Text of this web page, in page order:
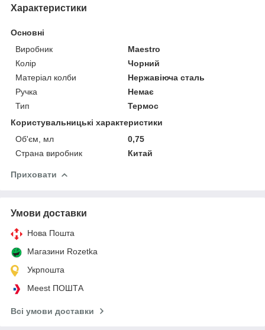
Характеристики
Основні
Виробник
Maestro
Колір
Чорний
Матеріал колби
Нержавіюча сталь
Ручка
Немає
Тип
Термос
Користувальницькі характеристики
Об'єм, мл
0,75
Страна виробник
Китай
Приховати
Умови доставки
Нова Пошта
Магазини Rozetka
Укрпошта
Meest ПОШТА
Всі умови доставки